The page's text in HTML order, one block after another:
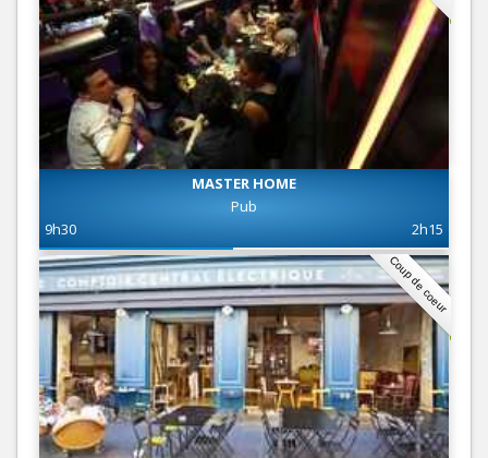
MASTER HOME
Pub
9h30
2h15
Coup de coeur